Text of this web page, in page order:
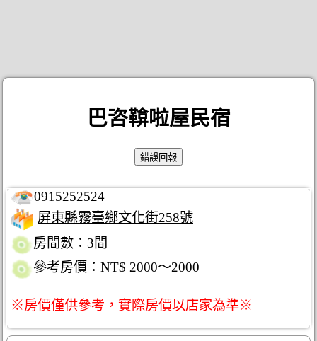
巴咨鞥啦屋民宿
0915252524
屏東縣霧臺鄉文化街258號
房間數：3間
參考房價：NT$ 2000～2000
※房價僅供參考，實際房價以店家為準※